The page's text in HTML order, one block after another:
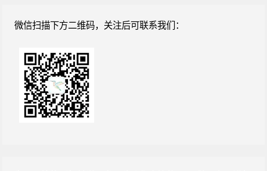
微信扫描下方二维码，关注后可联系我们：